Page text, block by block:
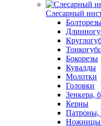
Слесарный
Бокорезы
Кувалды
Молотки
Головки
Зенкера,
Керны
Патроны,
Ножницы